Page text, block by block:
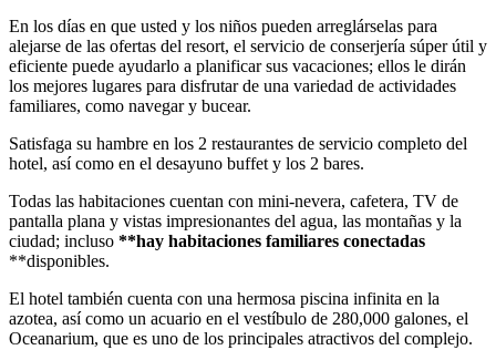
En los días en que usted y los niños pueden arreglárselas para
alejarse de las ofertas del resort, el servicio de conserjería súper útil y
eficiente puede ayudarlo a planificar sus vacaciones; ellos le dirán
los mejores lugares para disfrutar de una variedad de actividades
familiares, como navegar y bucear.
Satisfaga su hambre en los 2 restaurantes de servicio completo del
hotel, así como en el desayuno buffet y los 2 bares.
Todas las habitaciones cuentan con mini-nevera, cafetera, TV de
pantalla plana y vistas impresionantes del agua, las montañas y la
ciudad; incluso **hay habitaciones familiares conectadas
**disponibles.
El hotel también cuenta con una hermosa piscina infinita en la
azotea, así como un acuario en el vestíbulo de 280,000 galones, el
Oceanarium, que es uno de los principales atractivos del complejo.